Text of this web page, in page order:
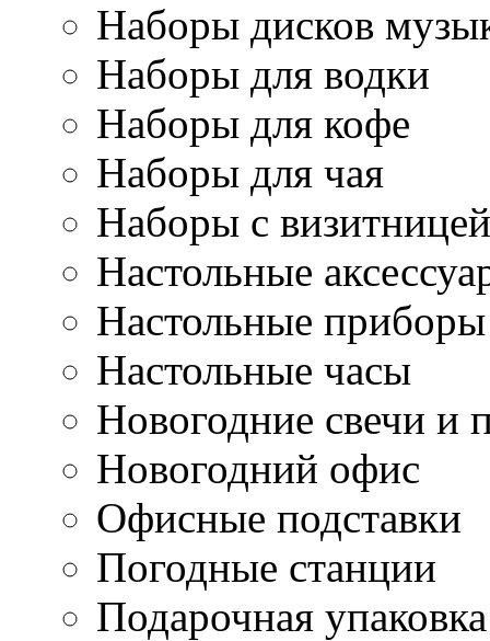
Наборы дисков
Наборы для водки
Наборы для кофе
Наборы для чая
Наборы с визитницей
Настольные
Настольные приборы
Настольные часы
Новогодние свечи и
Новогодний офис
Офисные подставки
Погодные станции
Подарочная упаковка